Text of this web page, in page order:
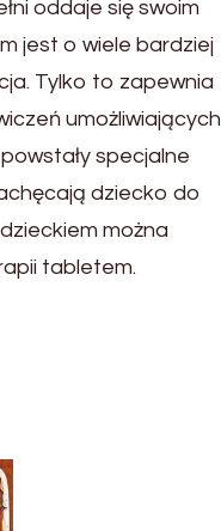
oddaje się swoim
jest o wiele bardziej
Tylko to zapewnia
umożliwiających
specjalne
dziecko do
można
tabletem.